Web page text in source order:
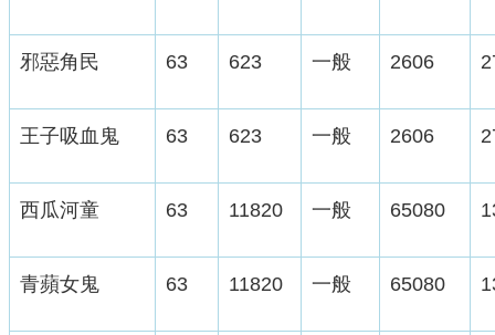
邪惡角民 63 623 一般 2606
王子吸血鬼 63 623 一般 2606
西瓜河童 63 11820 一般 65080
青蘋女鬼 63 11820 一般 65080